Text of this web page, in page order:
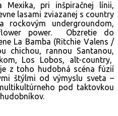
pri inšpiračnej línii,
lasami zviazanej s country
rockovým undergroundom,
power. Obzretie do
La Bamba (Ritchie Valens /
chichou, rannou Santanou,
Los Lobos, alt-country,
z toho hudobná scéna fúzií
štýlmi od výmyslu sveta –
pod taktovkou